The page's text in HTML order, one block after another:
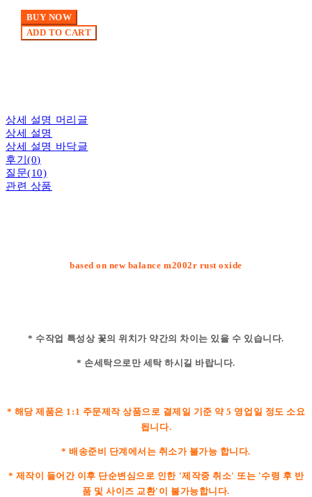
BUY NOW
ADD TO CART
상세 설명 머리글
상세 설명
상세 설명 바닥글
후기(0)
질문(10)
관련 상품
based on new balance m2002r rust oxide
* 수작업 특성상 꽃의 위치가 약간의 차이는 있을 수 있습니다.
* 손세탁으로만 세탁 하시길 바랍니다.
* 해당 제품은 1:1 주문제작 상품으로 결제일 기준 약 5 영업일 정도 소요
됩니다.
* 배송준비 단계에서는 취소가 불가능 합니다.
* 제작이 들어간 이후 단순변심으로 인한 '제작중 취소' 또는 '수령 후 반
품 및 사이즈 교환'이 불가능합니다.